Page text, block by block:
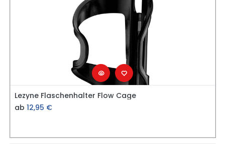
Lezyne Flaschenhalter Flow Cage
ab 12,95 €